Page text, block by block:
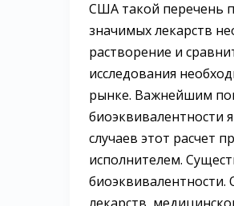
США такой перечень
значимых лекарств
растворение и
исследования
рынке. Важнейшим
биоэквивалентности
случаев этот расчет
исполнителем.